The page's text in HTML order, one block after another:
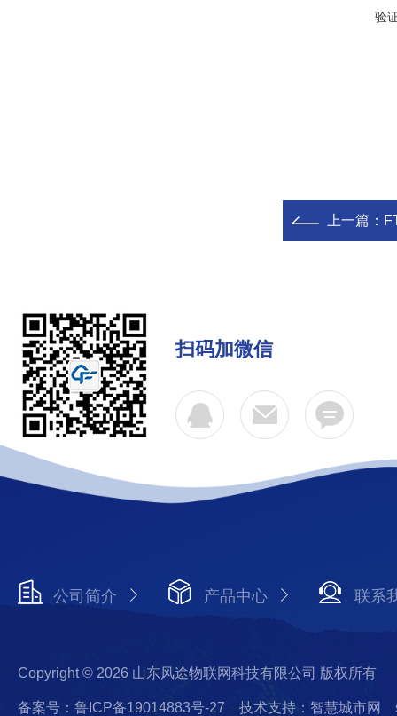
验
上一篇：
扫码加微信
公司简介 产品中心 联系
Copyright © 2026 山东风途物联网科技有限公司 版权所有
备案号：鲁ICP备19014883号-27 技术支持：智慧城市网